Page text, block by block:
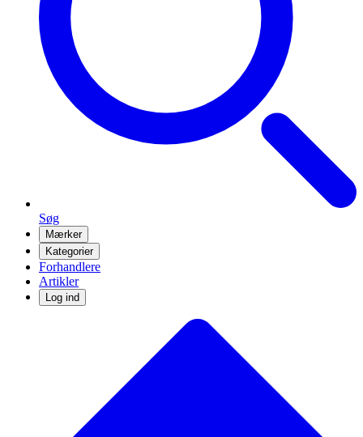
Søg
Mærker
Kategorier
Forhandlere
Artikler
Log ind